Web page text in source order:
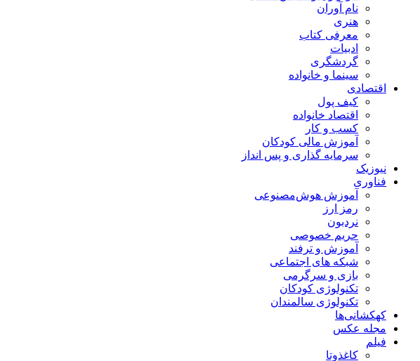
نام آوران
هنری
معرفی کتاب
ادبیات
گردشگری
سینما و خانواده
اقتصادی
کیف پول
اقتصاد خانواده
کسب و کار
آموزش مالی کودکان
سرمایه گذاری و پس انداز
نیوزیک
فناوری
آموزش هوش‌مصنوعی
رمز ارز
نردبون
حریم خصوصی
آموزش و ترفند
شبکه های اجتماعی
بازی و سرگرمی
تکنولوژی کودکان
تکنولوژی سالمندان
کهکشانی‌ها
مجله عکس
فیلم
کاغذوتا